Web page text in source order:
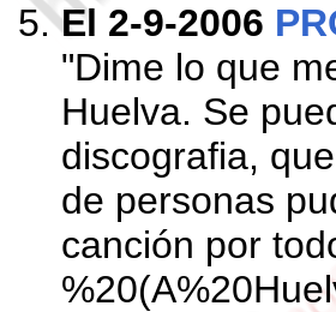
El 2-9-2006
"Dime lo que
Huelva. Se
discografia,
de personas
canción por